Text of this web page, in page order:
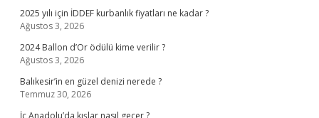
2025 yılı için İDDEF kurbanlık fiyatları ne kadar ?
Ağustos 3, 2026
2024 Ballon d’Or ödülü kime verilir ?
Ağustos 3, 2026
Balıkesir’in en güzel denizi nerede ?
Temmuz 30, 2026
İç Anadolu’da kışlar nasıl geçer ?